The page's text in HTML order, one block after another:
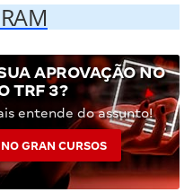
APROVAÇÃO NO
TRF 3?
entende do assunto!
GRAN CURSOS